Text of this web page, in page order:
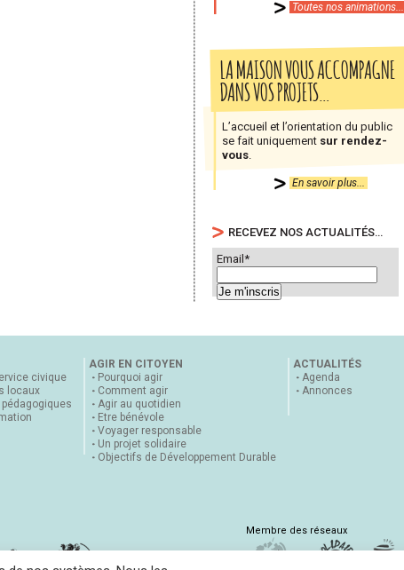
Toutes nos animations...
LA MAISON VOUS ACCOMPAGNE
DANS VOS PROJETS…
L’accueil et l’orientation du public
se fait uniquement sur rendez-
vous
En savoir plus...
RECEVEZ NOS ACTUALITÉS…
Email*
civique
locaux
AGIR EN CITOYEN
Pourquoi agir
Comment agir
Agir au quotidien
Etre bénévole
Voyager responsable
Un projet solidaire
Objectifs de Développement Durable
ACTUALITÉS
Agenda
Annonces
Membre des réseaux